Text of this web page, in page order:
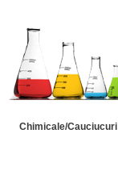
Chimicale/Cauciucuri